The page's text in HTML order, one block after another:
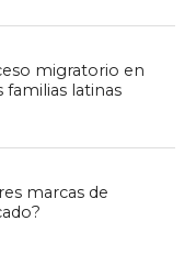
migratorio en
familias latinas
marcas de